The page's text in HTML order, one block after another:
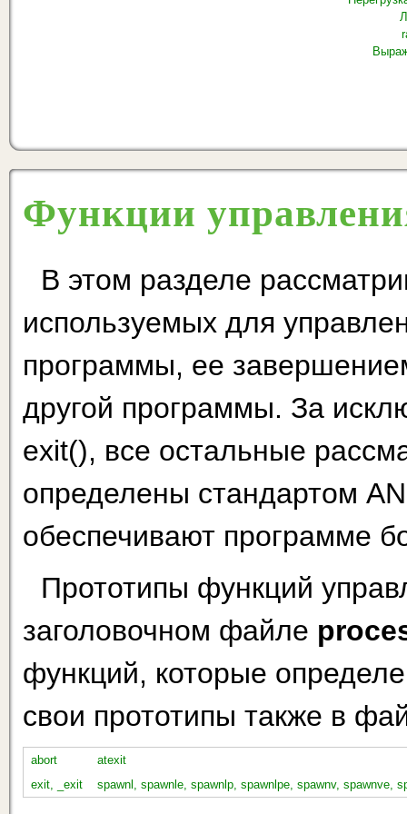
Функции
В этом разделе
используемых для
программы, ее
другой программы. За
exit(), все остальные
определены стандартом
обеспечивают программе
Прототипы функций
заголовочном файле
функций, которые
свои прототипы также в
abort
atexit
exit, _exit
spawnl, spawnle, spawnlp, spawnlpe, spawnv, spawnve,